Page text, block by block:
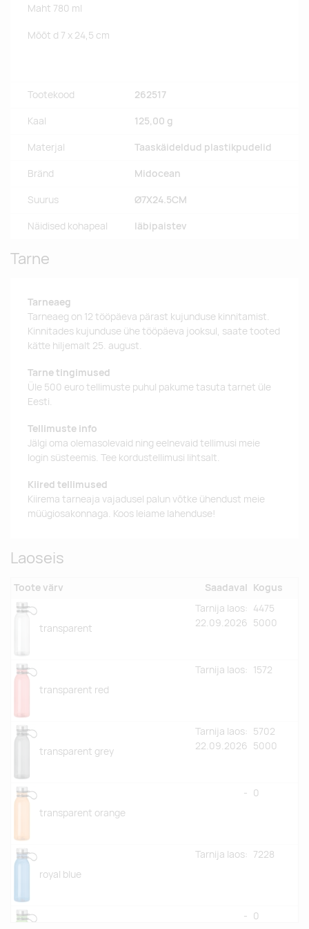
Maht 780 ml
Mõõt d 7 x 24,5 cm
Tootekood 262517
Kaal 125,00 g
Materjal Taaskäideldud plastikpudelid
Bränd Midocean
Suurus Ø7X24.5CM
Näidised kohapeal läbipaistev
Tarne
Tarneaeg
Tarneaeg on 12 tööpäeva pärast kujunduse kinnitamist.
Kinnitades kujunduse ühe tööpäeva jooksul, saate tooted
kätte hiljemalt 25. august.
Tarne tingimused
Üle 500 euro tellimuste puhul pakume tasuta tarnet üle
Eesti.
Tellimuste info
Jälgi oma olemasolevaid ning eelnevaid tellimusi meie
login süsteemis. Tee kordustellimusi lihtsalt.
Kiired tellimused
Kiirema tarneaja vajadusel palun võtke ühendust meie
müügiosakonnaga. Koos leiame lahenduse!
Laoseis
Toote värv Saadaval Kogus
transparent
Tarnija laos:
22.09.2026
4475
5000
transparent red
Tarnija laos: 1572
transparent grey
Tarnija laos:
22.09.2026
5702
5000
transparent orange
- 0
royal blue
Tarnija laos: 7228
- 0